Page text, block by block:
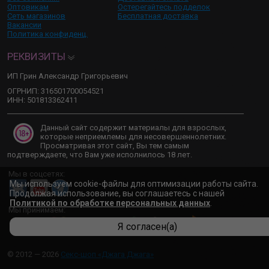
Оптовикам
Сеть магазинов
Вакансии
Политика конфиденц.
Остерегайтесь подделок
Бесплатная доставка
РЕКВИЗИТЫ
ИП Грин Александр Григорьевич
ОГРНИП: 316501700054521
ИНН: 501813362411
Данный сайт содержит материалы для взрослых,
которые неприемлемы для несовершеннолетних.
Просматривая этот сайт, Вы тем самым
подтверждаете, что Вам уже исполнилось 18 лет.
Мы в соцсетях:
Мы принимаем:
© 2012 — 2026 Секс-шоп «Джага Джага»
Мы используем cookie-файлы для оптимизации работы сайта.
Продолжая использование, вы соглашаетесь с нашей
Политикой по обработке персональных данных
Я согласен(а)